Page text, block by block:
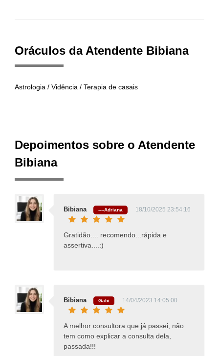
Oráculos da Atendente Bibiana
Astrologia / Vidência / Terapia de casais
Depoimentos sobre o Atendente
Bibiana
Bibiana ----Adriana 18/10/2025 23:54:16
Gratidão.... recomendo...rápida e
assertiva....:)
Bibiana Gabi 14/04/2023 14:05:00
A melhor consultora que já passei, não
tem como explicar a consulta dela,
passada!!!